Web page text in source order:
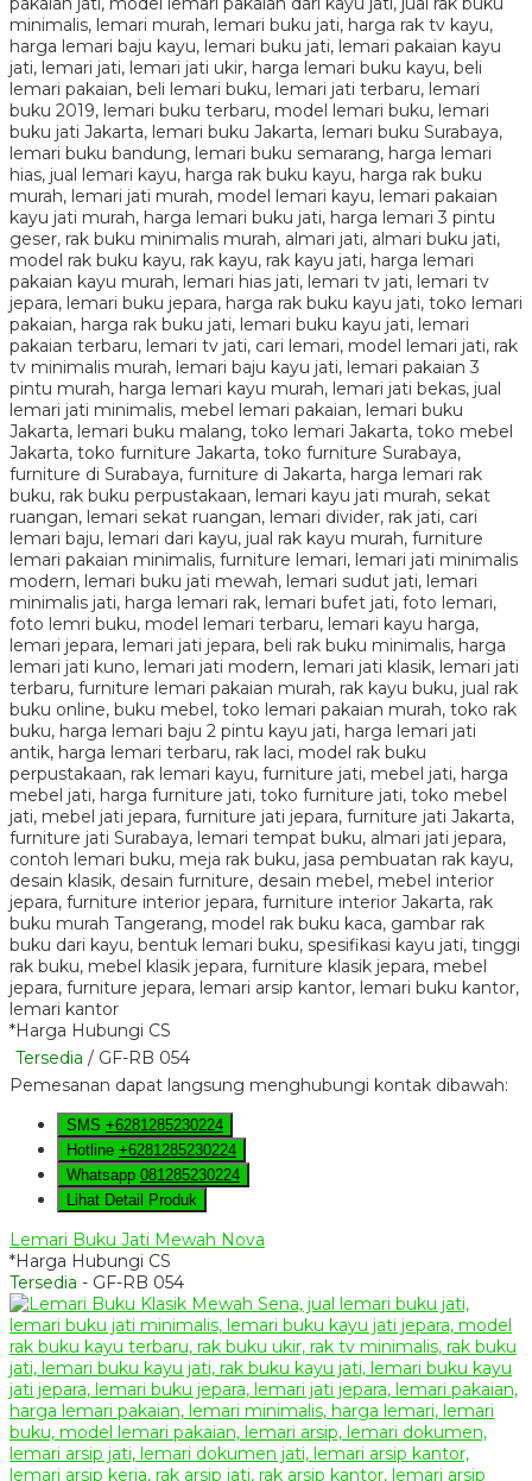
*Harga Hubungi CS
Tersedia / GF-RB 054
Pemesanan dapat langsung menghubungi kontak dibawah:
SMS +6281285230224
Hotline +6281285230224
Whatsapp 081285230224
Lihat Detail Produk
Lemari Buku Jati Mewah Nova
*Harga Hubungi CS
Tersedia - GF-RB 054